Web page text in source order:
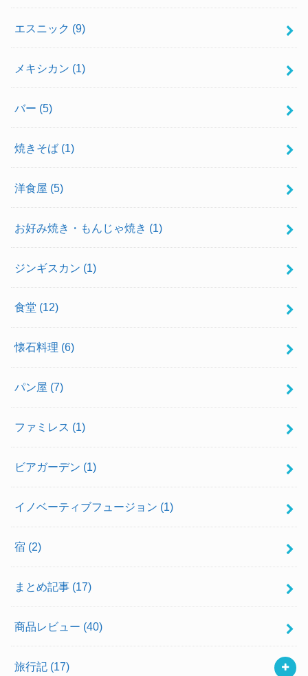
エスニック (9)
メキシカン (1)
バー (5)
焼きそば (1)
洋食屋 (5)
お好み焼き・もんじゃ焼き (1)
ジンギスカン (1)
食堂 (12)
懐石料理 (6)
パン屋 (7)
ファミレス (1)
ビアガーデン (1)
イノベーティブフュージョン (1)
宿 (2)
まとめ記事 (17)
商品レビュー (40)
旅行記 (17)